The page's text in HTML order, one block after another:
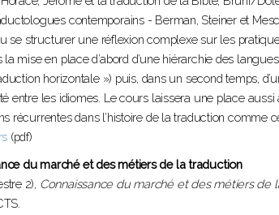
contemporains - Berman, Steiner et
se structurer une réflexion complexe sur les
mise en place d’abord d’une hiérarchie des
horizontale ») puis, dans un second temps,
entre les idiomes. Le cours laissera une place aussi
récurrentes dans l’histoire de la traduction comme
(pdf)
du marché et des métiers de la traduction
2), Connaissance du marché et des métiers de